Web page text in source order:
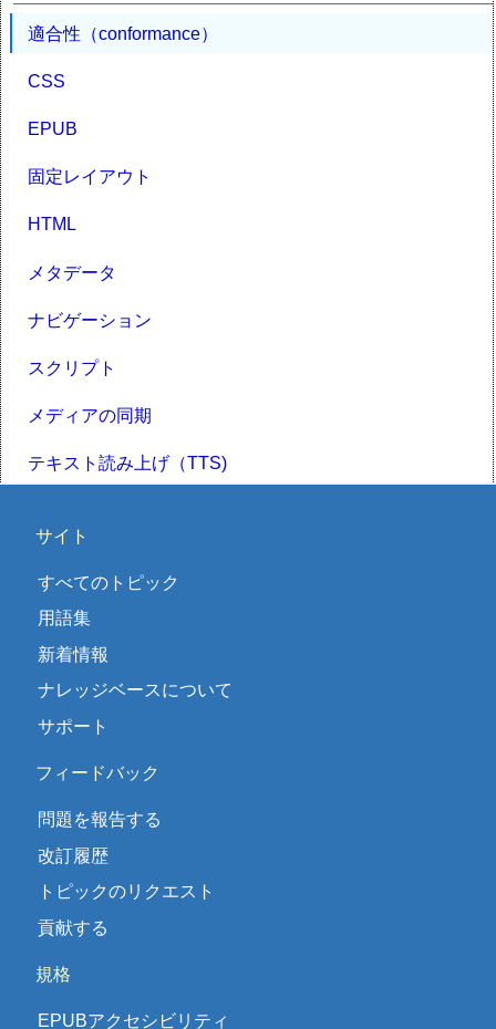
適合性（conformance）
CSS
EPUB
固定レイアウト
HTML
メタデータ
ナビゲーション
スクリプト
メディアの同期
テキスト読み上げ（TTS)
サイト
すべてのトピック
用語集
新着情報
ナレッジベースについて
サポート
フィードバック
問題を報告する
改訂履歴
トピックのリクエスト
貢献する
規格
EPUBアクセシビリティ